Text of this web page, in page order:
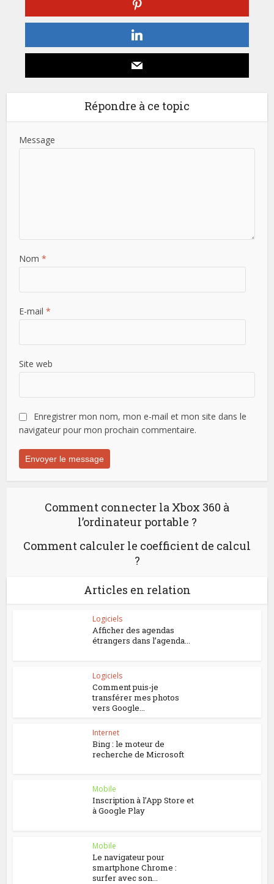
Répondre à ce topic
Message
Nom*
E-mail*
Site web
Enregistrer mon nom, mon e-mail et mon site dans le
navigateur pour mon prochain commentaire.
Comment connecter la Xbox 360 à
l’ordinateur portable ?
Comment calculer le coefficient de calcul
?
Articles en relation
Logiciels
Afficher des agendas
étrangers dans l’agenda...
Logiciels
Comment puis-je
transférer mes photos
vers Google...
Internet
Bing : le moteur de
recherche de Microsoft
Mobile
Inscription à l’App Store et
à Google Play
Mobile
Le navigateur pour
smartphone Chrome :
surfer avec son...